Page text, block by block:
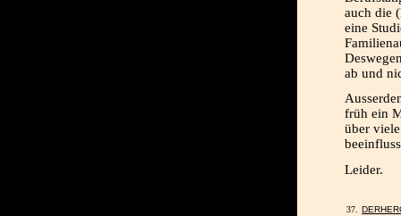
auch die
eine
ab und
früh ein
über
Leider.